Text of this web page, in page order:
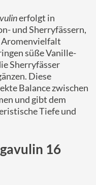
erfolgt in
und Sherryfässern,
Aromenvielfalt
süße Vanille-
Sherryfässer
Diese
Balance zwischen
und gibt dem
Tiefe und
16